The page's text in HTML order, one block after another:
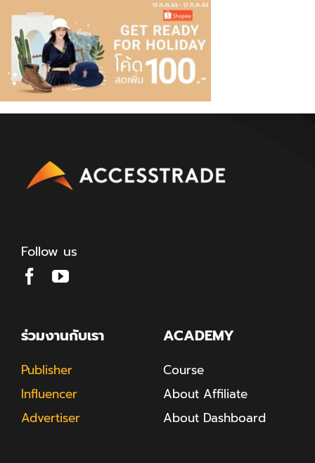
Follow us
ร่วมงานกับเรา
Publisher
Influencer
Advertiser
ACADEMY
Course
About Affiliate
About Dashboard